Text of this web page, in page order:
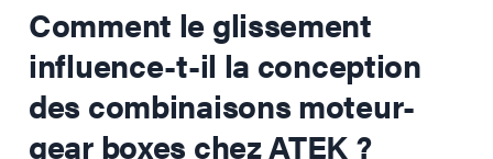
Comment le glissement
influence-t-il la conception
des combinaisons moteur-
gear boxes chez ATEK ?